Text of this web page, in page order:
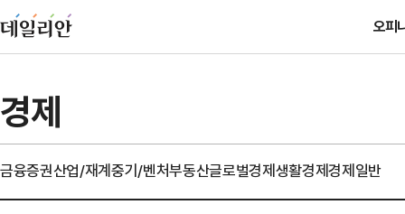
오피
경제
금융증권산업/재계중기/벤처부동산글로벌경제생활경제경제일반